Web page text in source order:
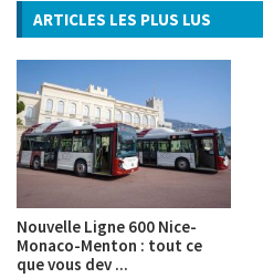
ARTICLES LES PLUS LUS
Nouvelle Ligne 600 Nice-
Monaco-Menton : tout ce
que vous dev ...